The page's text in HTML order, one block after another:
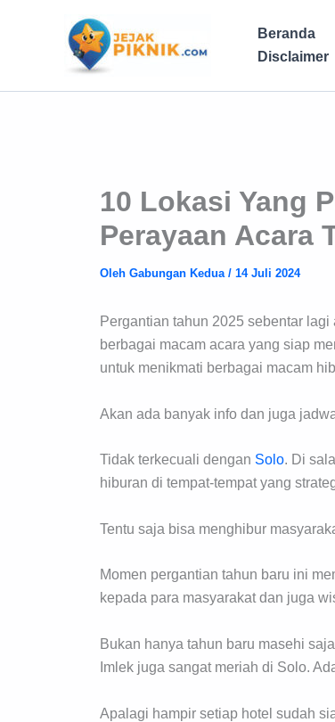
Beranda
Disclaimer
10 Lokasi Yang
Perayaan Acara
Oleh Gabungan Kedua / 14 Juli 2024
Pergantian tahun 2025 sebentar
berbagai macam acara yang siap
untuk menikmati berbagai macam
Akan ada banyak info dan juga
Tidak terkecuali dengan Solo. Di
hiburan di tempat-tempat yang
Tentu saja bisa menghibur
Momen pergantian tahun baru ini
kepada para masyarakat dan juga
Bukan hanya tahun baru masehi
Imlek juga sangat meriah di Solo.
Apalagi hampir setiap hotel sudah